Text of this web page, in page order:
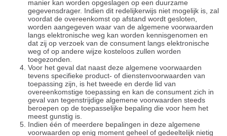
manier kan worden opgeslagen op een duurzame
gegevensdrager. Indien dit redelijkerwijs niet mogelijk is, zal
voordat de overeenkomst op afstand wordt gesloten,
worden aangegeven waar van de algemene voorwaarden
langs elektronische weg kan worden kennisgenomen en
dat zij op verzoek van de consument langs elektronische
weg of op andere wijze kosteloos zullen worden
toegezonden.
Voor het geval dat naast deze algemene voorwaarden
tevens specifieke product- of dienstenvoorwaarden van
toepassing zijn, is het tweede en derde lid van
overeenkomstige toepassing en kan de consument zich in
geval van tegenstrijdige algemene voorwaarden steeds
beroepen op de toepasselijke bepaling die voor hem het
meest gunstig is.
Indien één of meerdere bepalingen in deze algemene
voorwaarden op enig moment geheel of gedeeltelijk nietig